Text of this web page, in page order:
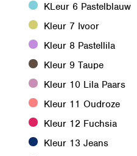
KLeur 6 Pastelblauw
Kleur 7 Ivoor
Kleur 8 Pastellila
Kleur 9 Taupe
Kleur 10 Lila Paars
Kleur 11 Oudroze
Kleur 12 Fuchsia
Kleur 13 Jeans